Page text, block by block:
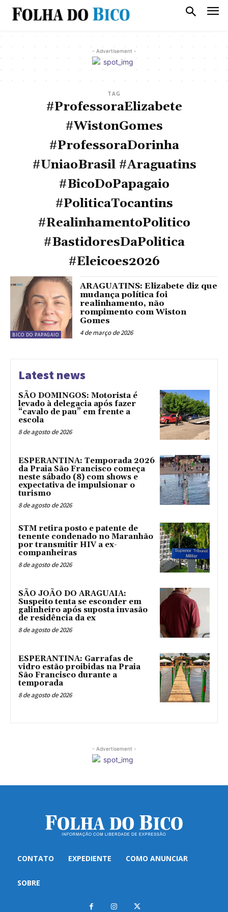
- Advertisement -
TAG
#ProfessoraElizabete
#WistonGomes
#ProfessoraDorinha
#UniaoBrasil #Araguatins
#BicoDoPapagaio
#PoliticaTocantins
#RealinhamentoPolitico
#BastidoresDaPolitica
#Eleicoes2026
BICO DO PAPAGAIO
ARAGUATINS: Elizabete diz que
mudança política foi
realinhamento, não
rompimento com Wiston
Gomes
4 de março de 2026
Latest news
SÃO DOMINGOS: Motorista é
levado à delegacia após fazer
“cavalo de pau” em frente a
escola
8 de agosto de 2026
ESPERANTINA: Temporada 2026
da Praia São Francisco começa
neste sábado (8) com shows e
expectativa de impulsionar o
turismo
8 de agosto de 2026
STM retira posto e patente de
tenente condenado no Maranhão
por transmitir HIV a ex-
companheiras
8 de agosto de 2026
SÃO JOÃO DO ARAGUAIA:
Suspeito tenta se esconder em
galinheiro após suposta invasão
de residência da ex
8 de agosto de 2026
ESPERANTINA: Garrafas de
vidro estão proibidas na Praia
São Francisco durante a
temporada
8 de agosto de 2026
- Advertisement -
CONTATO EXPEDIENTE COMO ANUNCIAR
SOBRE